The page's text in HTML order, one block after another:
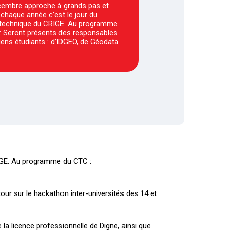
approche à grands pas et
année c’est le jour du
du CRIGE. Au programme
Seront présents des responsables
étudiants : d’IDGEO, de Géodata
Au programme du CTC :
sur le hackathon inter-universités des 14 et
la licence professionnelle de Digne, ainsi que